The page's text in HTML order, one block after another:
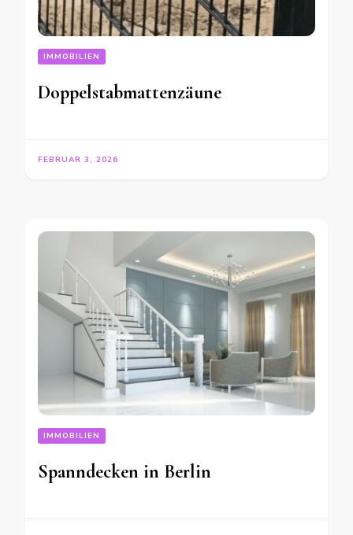
IMMOBILIEN
Doppelstabmattenzäune
FEBRUAR 3, 2026
IMMOBILIEN
Spanndecken in Berlin